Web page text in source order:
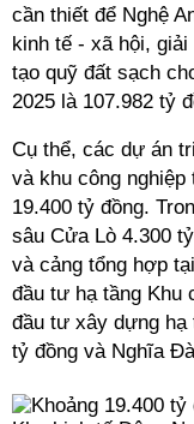
cần thiết để Nghệ
kinh tế - xã hội,
tạo quỹ đất sạch
2025 là 107.982 tỷ
Cụ thể, các dự án
và khu công
19.400 tỷ đồng.
sâu Cửa Lò 4.300
và cảng tổng hợp
đầu tư hạ tầng Khu
đầu tư xây dựng hạ
tỷ đồng và Nghĩa